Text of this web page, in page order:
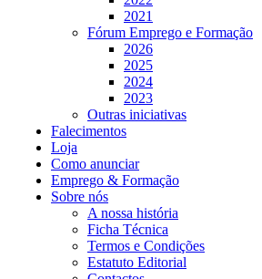
2021
Fórum Emprego e Formação
2026
2025
2024
2023
Outras iniciativas
Falecimentos
Loja
Como anunciar
Emprego & Formação
Sobre nós
A nossa história
Ficha Técnica
Termos e Condições
Estatuto Editorial